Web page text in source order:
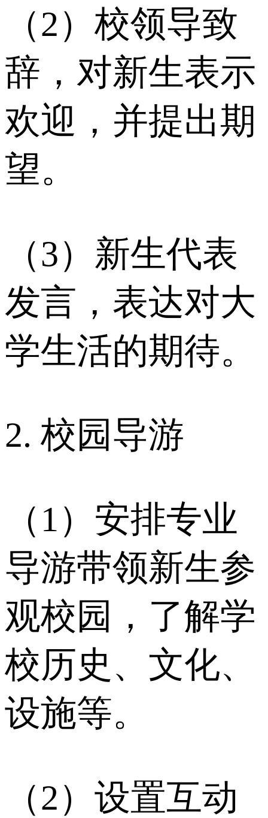
（2）校领导致
辞，对新生表示
欢迎，并提出期
望。
（3）新生代表
发言，表达对大
学生活的期待。
2. 校园导游
（1）安排专业
导游带领新生参
观校园，了解学
校历史、文化、
设施等。
（2）设置互动